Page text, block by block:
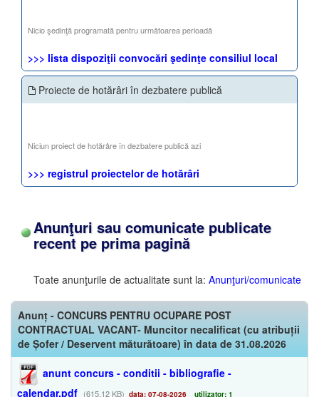
Nicio şedinţă programată pentru următoarea perioadă
>>> lista dispoziţii convocări şedinţe consiliul local
Proiecte de hotărâri în dezbatere publică
Niciun proiect de hotărâre în dezbatere publică azi
>>> registrul proiectelor de hotărâri
Anunţuri sau comunicate publicate
recent pe prima pagină
Toate anunţurile de actualitate sunt la: Anunţuri/comunicate
Anunț - CONCURS PENTRU OCUPARE POST
CONTRACTUAL VACANT- Muncitor necalificat (cu atribuții
de Șofer / Deservent măturătoare) în data de 31.08.2026
anunt concurs - conditii - bibliografie -
calendar.pdf (615,12 KB) data: 07-08-2026 utilizator: 1